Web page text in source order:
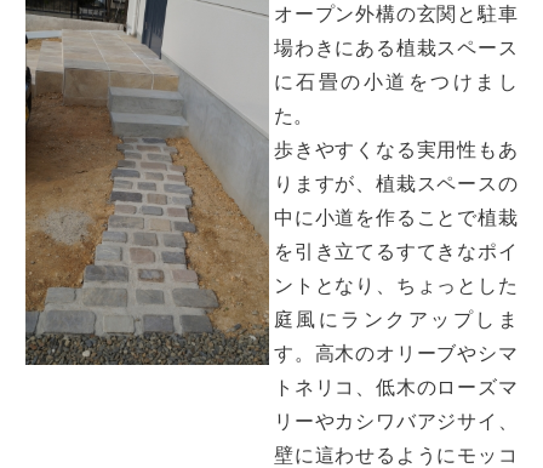
オープン外構の玄関と駐車
場わきにある植栽スペース
に石畳の小道をつけまし
た。
歩きやすくなる実用性もあ
りますが、植栽スペースの
中に小道を作ることで植栽
を引き立てるすてきなポイ
ントとなり、ちょっとした
庭風にランクアップしま
す。高木のオリーブやシマ
トネリコ、低木のローズマ
リーやカシワバアジサイ、
壁に這わせるようにモッコ